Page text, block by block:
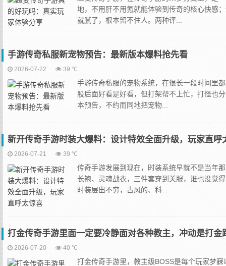
地，不用肝不用氪就能体验到传奇的核心快感
就腻了，根本留不住人。两种评...
手游传奇私服新宠物预告：最新版本爆料抢先看
2026-07-22 39 ℃
手游传奇私服的宠物系统，在很长一段时间里
股后面好看是好看，但打架帮不上忙，打怪也
本预告，不约而同地把宠物...
新开传奇手游时装大爆料：设计特效全面升级，玩家直呼
2026-07-21 39 ℃
传奇手游发展到现在，时装系统早就不是当年
长袍、灵魂战衣，三件套穿到关服，谁也没觉
时装层出不穷，古风的、科...
打金传奇手游里面一定要冷静面对各种教主，冲动是打金
2026-07-20 40 ℃
打金传奇手游里，教主级BOSS是每个玩家梦